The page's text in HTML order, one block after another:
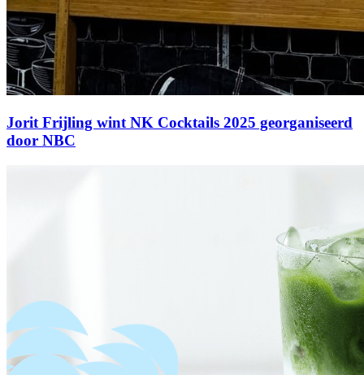
Jorit Frijling wint NK Cocktails 2025 georganiseerd
door NBC